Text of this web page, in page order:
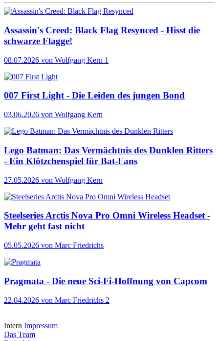
Assassin's Creed: Black Flag Resynced - Hisst die
schwarze Flagge!
08.07.2026 von Wolfgang Kern 1
007 First Light - Die Leiden des jungen Bond
03.06.2026 von Wolfgang Kern
Lego Batman: Das Vermächtnis des Dunklen Ritters
- Ein Klötzchenspiel für Bat-Fans
27.05.2026 von Wolfgang Kern
Steelseries Arctis Nova Pro Omni Wireless Headset -
Mehr geht fast nicht
05.05.2026 von Marc Friedrichs
Pragmata - Die neue Sci-Fi-Hoffnung von Capcom
22.04.2026 von Marc Friedrichs 2
Intern Impressum
Das Team